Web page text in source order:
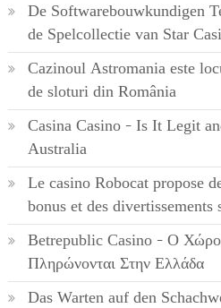
De Softwarebouwkundigen
de Spelcollectie van Star
Cazinoul Astromania este
de sloturi din România
Casina Casino – Is It Legit
Australia
Le casino Robocat propose
bonus et des
Betrepublic Casino – Ο
Πληρώνονται Στην Ελλάδα
Das Warten auf den